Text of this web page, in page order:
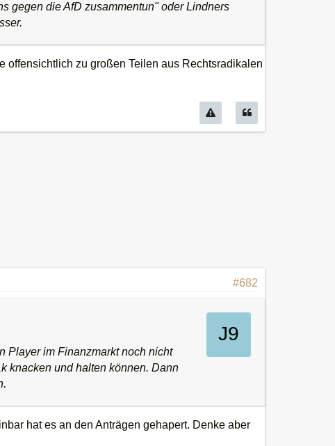
gegen die AfD zusammentun" oder Lindners
offensichtlich zu großen Teilen aus Rechtsradikalen
#682
Player im Finanzmarkt noch nicht
knacken und halten können. Dann
hat es an den Anträgen gehapert. Denke aber